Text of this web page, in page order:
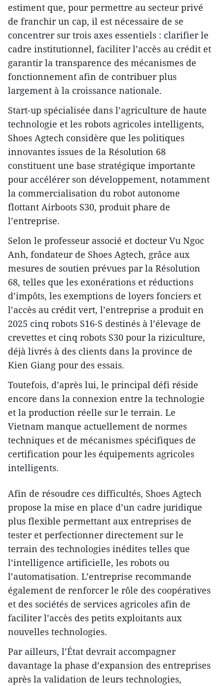
estiment que, pour permettre au secteur privé
de franchir un cap, il est nécessaire de se
concentrer sur trois axes essentiels : clarifier le
cadre institutionnel, faciliter l’accès au crédit et
garantir la transparence des mécanismes de
fonctionnement afin de contribuer plus
largement à la croissance nationale.
Start-up spécialisée dans l’agriculture de haute
technologie et les robots agricoles intelligents,
Shoes Agtech considère que les politiques
innovantes issues de la Résolution 68
constituent une base stratégique importante
pour accélérer son développement, notamment
la commercialisation du robot autonome
flottant Airboots S30, produit phare de
l’entreprise.
Selon le professeur associé et docteur Vu Ngoc
Anh, fondateur de Shoes Agtech, grâce aux
mesures de soutien prévues par la Résolution
68, telles que les exonérations et réductions
d’impôts, les exemptions de loyers fonciers et
l’accès au crédit vert, l’entreprise a produit en
2025 cinq robots S16-S destinés à l’élevage de
crevettes et cinq robots S30 pour la riziculture,
déjà livrés à des clients dans la province de
Kien Giang pour des essais.
Toutefois, d’après lui, le principal défi réside
encore dans la connexion entre la technologie
et la production réelle sur le terrain. Le
Vietnam manque actuellement de normes
techniques et de mécanismes spécifiques de
certification pour les équipements agricoles
intelligents.
Afin de résoudre ces difficultés, Shoes Agtech
propose la mise en place d’un cadre juridique
plus flexible permettant aux entreprises de
tester et perfectionner directement sur le
terrain des technologies inédites telles que
l’intelligence artificielle, les robots ou
l’automatisation. L’entreprise recommande
également de renforcer le rôle des coopératives
et des sociétés de services agricoles afin de
faciliter l’accès des petits exploitants aux
nouvelles technologies.
Par ailleurs, l’État devrait accompagner
davantage la phase d’expansion des entreprises
après la validation de leurs technologies,